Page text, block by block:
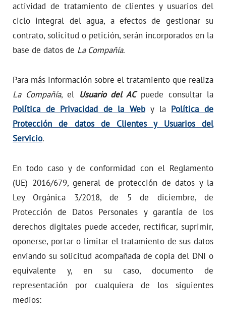
actividad de tratamiento de clientes y usuarios del
ciclo integral del agua, a efectos de gestionar su
contrato, solicitud o petición, serán incorporados en la
base de datos de La Compañía.
Para más información sobre el tratamiento que realiza
La Compañía, el Usuario del ACpuede consultar la
Política de Privacidad de la Weby la Política de
Protección de datos de Clientes y Usuarios del
Servicio.
En todo caso y de conformidad con el Reglamento
(UE) 2016/679, general de protección de datos y la
Ley Orgánica 3/2018, de 5 de diciembre, de
Protección de Datos Personales y garantía de los
derechos digitales puede acceder, rectificar, suprimir,
oponerse, portar o limitar el tratamiento de sus datos
enviando su solicitud acompañada de copia del DNI o
equivalente y, en su caso, documento de
representación por cualquiera de los siguientes
medios: